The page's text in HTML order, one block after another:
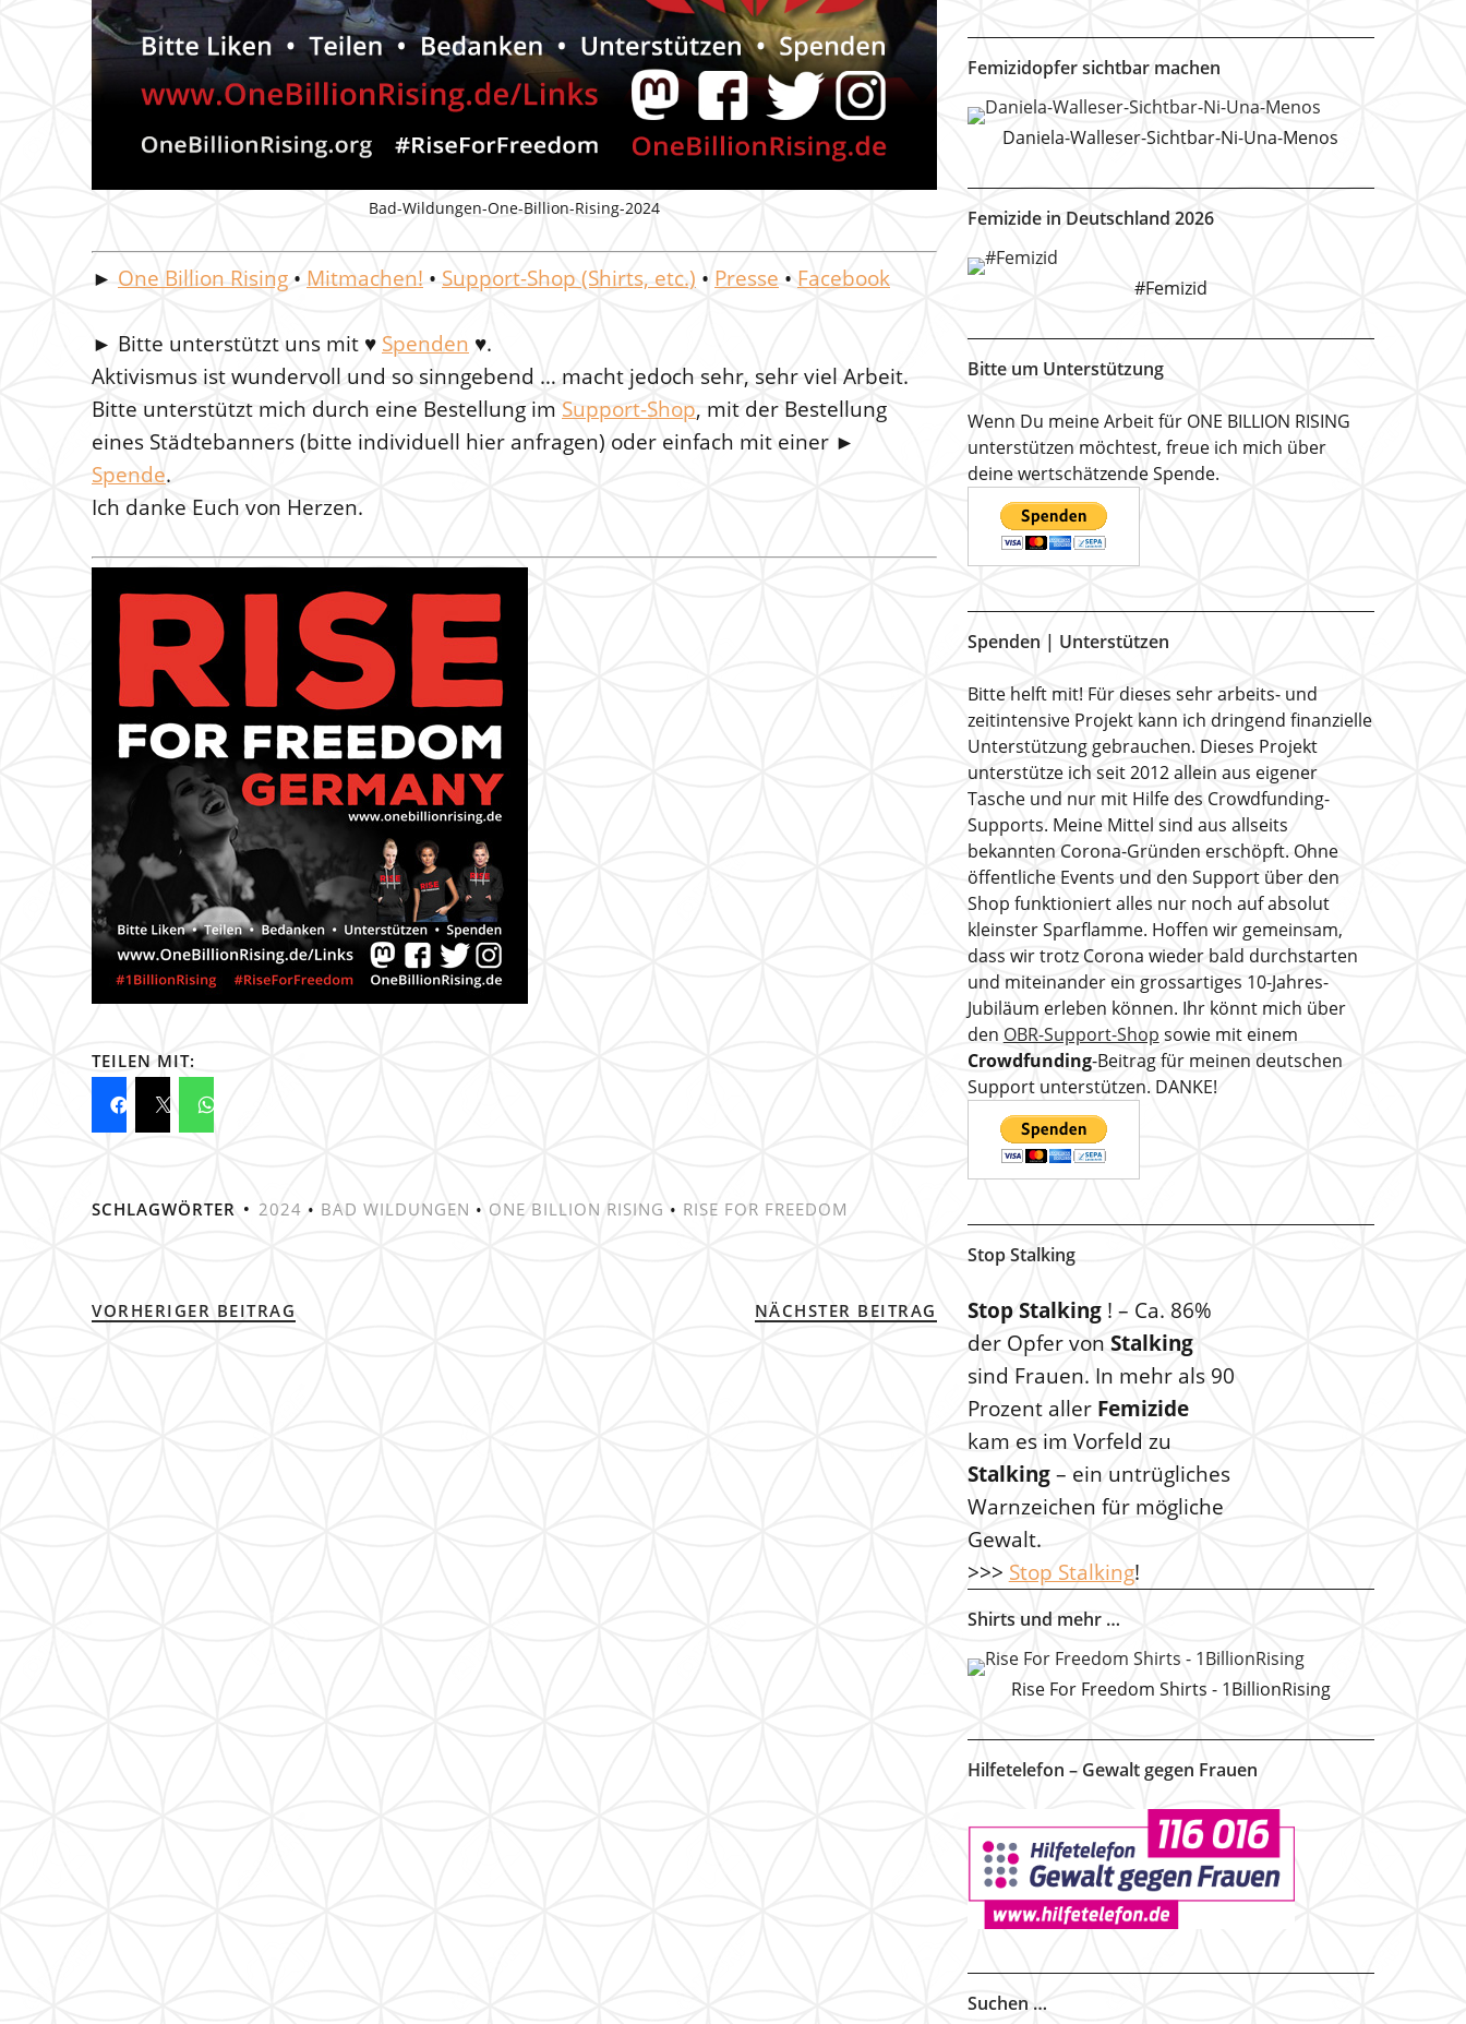
Bad-Wildungen-One-Billion-Rising-2024
► One Billion Rising • Mitmachen! • Support-Shop (Shirts, etc.) • Presse • Facebook
► Bitte unterstützt uns mit ♥ Spenden ♥.
Aktivismus ist wundervoll und so sinngebend … macht jedoch sehr, sehr viel Arbeit.
Bitte unterstützt mich durch eine Bestellung im Support-Shop, mit der Bestellung
eines Städtebanners (bitte individuell hier anfragen) oder einfach mit einer ►
Spende.
Ich danke Euch von Herzen.
TEILEN MIT:
SCHLAGWÖRTER 2024 • BAD WILDUNGEN • ONE BILLION RISING • RISE FOR FREEDOM
VORHERIGER BEITRAG NÄCHSTER BEITRAG
Femizidopfer sichtbar machen
Daniela-Walleser-Sichtbar-Ni-Una-Menos
Femizide in Deutschland 2026
#Femizid
Bitte um Unterstützung
Wenn Du meine Arbeit für ONE BILLION RISING
unterstützen möchtest, freue ich mich über
deine wertschätzende Spende.
Spenden | Unterstützen
Bitte helft mit! Für dieses sehr arbeits- und
zeitintensive Projekt kann ich dringend finanzielle
Unterstützung gebrauchen. Dieses Projekt
unterstütze ich seit 2012 allein aus eigener
Tasche und nur mit Hilfe des Crowdfunding-
Supports. Meine Mittel sind aus allseits
bekannten Corona-Gründen erschöpft. Ohne
öffentliche Events und den Support über den
Shop funktioniert alles nur noch auf absolut
kleinster Sparflamme. Hoffen wir gemeinsam,
dass wir trotz Corona wieder bald durchstarten
und miteinander ein grossartiges 10-Jahres-
Jubiläum erleben können. Ihr könnt mich über
den OBR-Support-Shop sowie mit einem
Crowdfunding-Beitrag für meinen deutschen
Support unterstützen. DANKE!
Stop Stalking
Stop Stalking! – Ca. 86%
der Opfer von Stalking
sind Frauen. In mehr als 90
Prozent aller Femizide
kam es im Vorfeld zu
Stalking– ein untrügliches
Warnzeichen für mögliche
Gewalt.
>>> Stop Stalking!
Shirts und mehr …
Rise For Freedom Shirts - 1BillionRising
Hilfetelefon – Gewalt gegen Frauen
Suchen …